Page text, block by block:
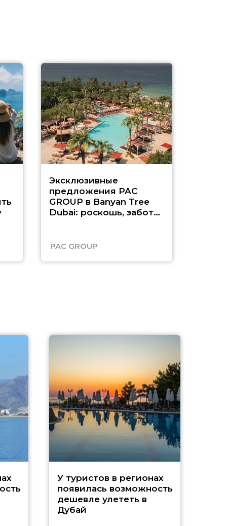
Эксклюзивные
предложения PAC
GROUP в Banyan Tree
Dubai: роскошь, забота
PAC GROUP
У туристов в регионах
появилась возможность
дешевле улететь в
Дубай